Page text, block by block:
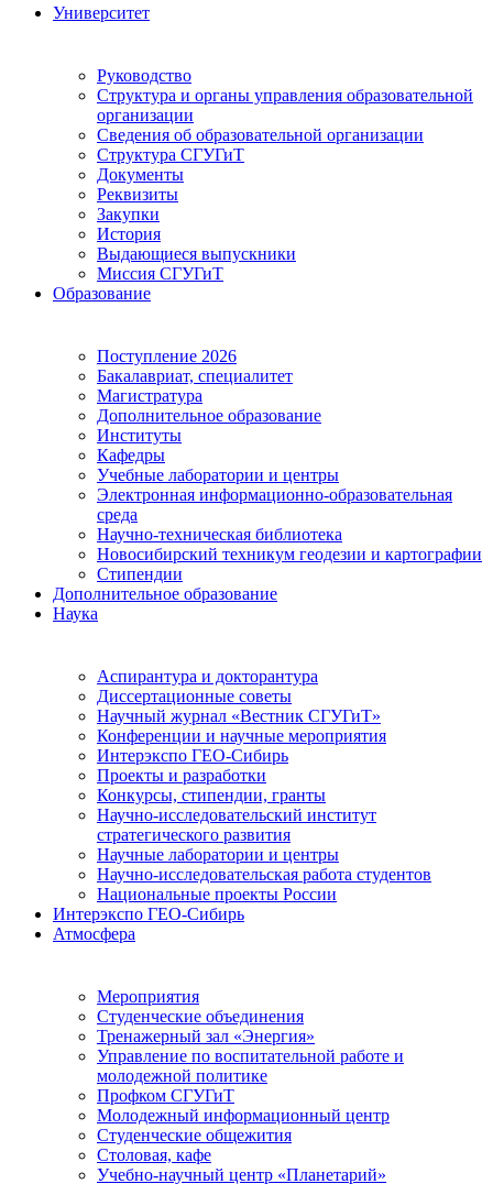
Университет
Руководство
Структура и органы управления образовательной
организации
Сведения об образовательной организации
Структура СГУГиТ
Документы
Реквизиты
Закупки
История
Выдающиеся выпускники
Миссия СГУГиТ
Образование
Поступление 2026
Бакалавриат, специалитет
Магистратура
Дополнительное образование
Институты
Кафедры
Учебные лаборатории и центры
Электронная информационно-образовательная
среда
Научно-техническая библиотека
Новосибирский техникум геодезии и картографии
Стипендии
Дополнительное образование
Наука
Аспирантура и докторантура
Диссертационные советы
Научный журнал «Вестник СГУГиТ»
Конференции и научные мероприятия
Интерэкспо ГЕО-Сибирь
Проекты и разработки
Конкурсы, стипендии, гранты
Научно-исследовательский институт
стратегического развития
Научные лаборатории и центры
Научно-исследовательская работа студентов
Национальные проекты России
Интерэкспо ГЕО-Сибирь
Атмосфера
Мероприятия
Студенческие объединения
Тренажерный зал «Энергия»
Управление по воспитательной работе и
молодежной политике
Профком СГУГиТ
Молодежный информационный центр
Студенческие общежития
Столовая, кафе
Учебно-научный центр «Планетарий»